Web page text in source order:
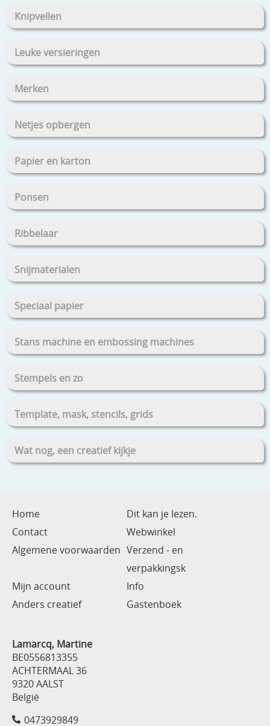
Knipvellen
Leuke versieringen
Merken
Netjes opbergen
Papier en karton
Ponsen
Ribbelaar
Snijmaterialen
Speciaal papier
Stans machine en embossing machines
Stempels en zo
Template, mask, stencils, grids
Wat nog, een creatief kijkje
Home
Dit kan je lezen.
Contact
Webwinkel
Algemene voorwaarden Verzend - en
verpakkingsk
Mijn account
Info
Anders creatief
Gastenboek
Lamarcq, Martine
BE0556813355
ACHTERMAAL 36
9320 AALST
België
0473929849